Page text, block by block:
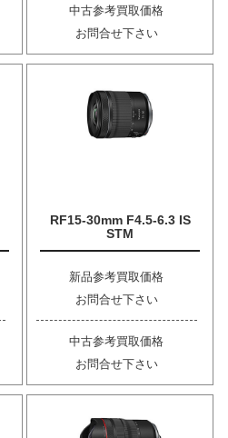
中古参考買取価格
お問合せ下さい
RF15-30mm F4.5-6.3 IS
STM
新品参考買取価格
お問合せ下さい
中古参考買取価格
お問合せ下さい